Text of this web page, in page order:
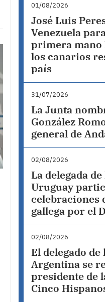
01/08/2026
José Luis
Venezuela
primera mano
los canarios
país
31/07/2026
La Junta
González
general de
02/08/2026
La delegada
Uruguay
celebraciones
gallega por el
02/08/2026
El delegado
Argentina se
presidente de
Cinco